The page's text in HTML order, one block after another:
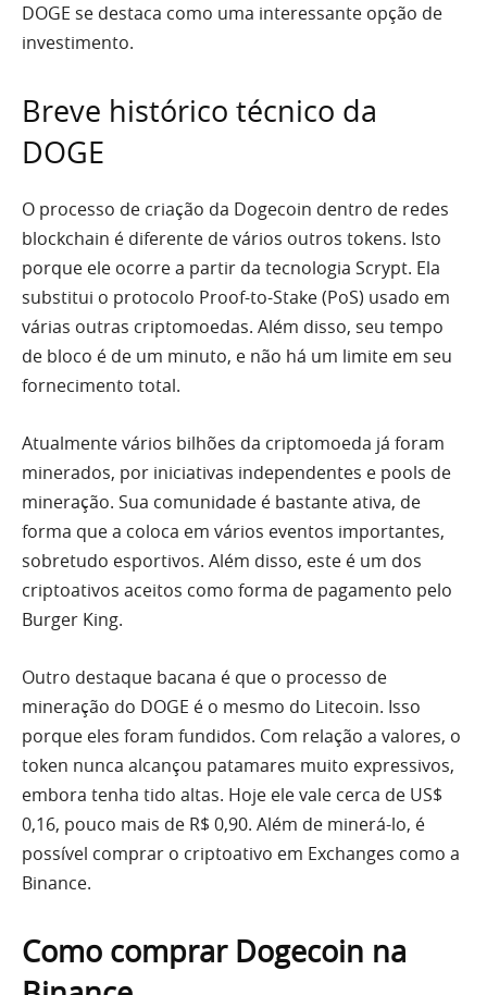
DOGE se destaca como uma interessante opção de
investimento.
Breve histórico técnico da
DOGE
O processo de criação da Dogecoin dentro de redes
blockchain é diferente de vários outros tokens. Isto
porque ele ocorre a partir da tecnologia Scrypt. Ela
substitui o protocolo Proof-to-Stake (PoS) usado em
várias outras criptomoedas. Além disso, seu tempo
de bloco é de um minuto, e não há um limite em seu
fornecimento total.
Atualmente vários bilhões da criptomoeda já foram
minerados, por iniciativas independentes e pools de
mineração. Sua comunidade é bastante ativa, de
forma que a coloca em vários eventos importantes,
sobretudo esportivos. Além disso, este é um dos
criptoativos aceitos como forma de pagamento pelo
Burger King.
Outro destaque bacana é que o processo de
mineração do DOGE é o mesmo do Litecoin. Isso
porque eles foram fundidos. Com relação a valores, o
token nunca alcançou patamares muito expressivos,
embora tenha tido altas. Hoje ele vale cerca de US$
0,16, pouco mais de R$ 0,90. Além de minerá-lo, é
possível comprar o criptoativo em Exchanges como a
Binance.
Como comprar Dogecoin na